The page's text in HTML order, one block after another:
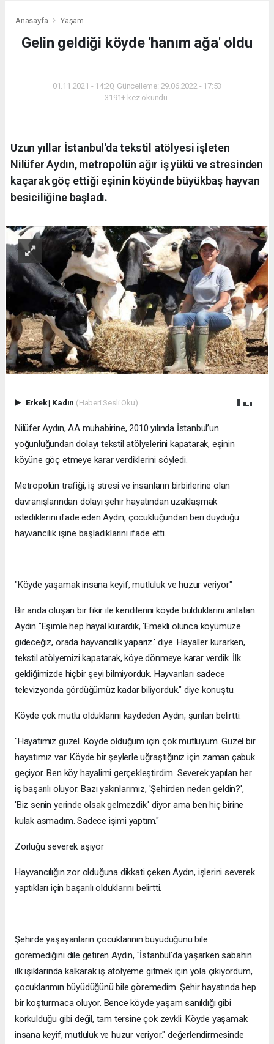
Anasayfa Yaşam
Gelin geldiği köyde 'hanım ağa' oldu
01.11.2021 - 14:20, Güncelleme: 29.06.2022 - 17:53
3191+ kez okundu.
Uzun yıllar İstanbul'da tekstil atölyesi işleten
Nilüfer Aydın, metropolün ağır iş yükü ve stresinden
kaçarak göç ettiği eşinin köyünde büyükbaş hayvan
besiciliğine başladı.
Erkek| Kadın (Haberi Sesli Oku)
Nilüfer Aydın, AA muhabirine, 2010 yılında İstanbul’un
yoğunluğundan dolayı tekstil atölyelerini kapatarak, eşinin
köyüne göç etmeye karar verdiklerini söyledi.
Metropolün trafiği, iş stresi ve insanların birbirlerine olan
davranışlarından dolayı şehir hayatından uzaklaşmak
istediklerini ifade eden Aydın, çocukluğundan beri duyduğu
hayvancılık işine başladıklarını ifade etti.
"Köyde yaşamak insana keyif, mutluluk ve huzur veriyor"
Bir anda oluşan bir fikir ile kendilerini köyde bulduklarını anlatan
Aydın "Eşimle hep hayal kurardık, 'Emekli olunca köyümüze
gideceğiz, orada hayvancılık yaparız.' diye. Hayaller kurarken,
tekstil atölyemizi kapatarak, köye dönmeye karar verdik. İlk
geldiğimizde hiçbir şeyi bilmiyorduk. Hayvanları sadece
televizyonda gördüğümüz kadar biliyorduk." diye konuştu.
Köyde çok mutlu olduklarını kaydeden Aydın, şunları belirtti:
"Hayatımız güzel. Köyde olduğum için çok mutluyum. Güzel bir
hayatımız var. Köyde bir şeylerle uğraştığınız için zaman çabuk
geçiyor. Ben köy hayalimi gerçekleştirdim. Severek yapılan her
iş başarılı oluyor. Bazı yakınlarımız, 'Şehirden neden geldin?',
'Biz senin yerinde olsak gelmezdik.' diyor ama ben hiç birine
kulak asmadım. Sadece işimi yaptım."
Zorluğu severek aşıyor
Hayvancılığın zor olduğuna dikkati çeken Aydın, işlerini severek
yaptıkları için başarılı olduklarını belirtti.
Şehirde yaşayanların çocuklarının büyüdüğünü bile
göremediğini dile getiren Aydın, "İstanbul'da yaşarken sabahın
ilk ışıklarında kalkarak iş atölyeme gitmek için yola çıkıyordum,
çocuklarımın büyüdüğünü bile göremedim. Şehir hayatında hep
bir koşturmaca oluyor. Bence köyde yaşam sanıldığı gibi
korkulduğu gibi değil, tam tersine çok zevkli. Köyde yaşamak
insana keyif, mutluluk ve huzur veriyor." değerlendirmesinde